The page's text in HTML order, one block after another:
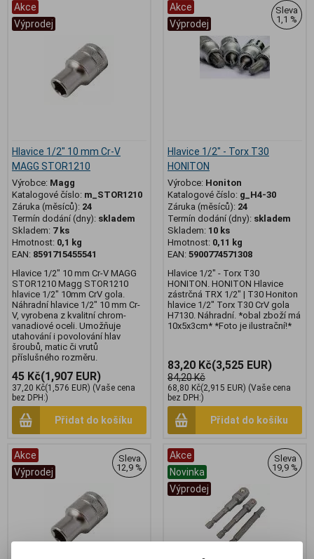
Akce
Výprodej
Hlavice 1/2" 10 mm Cr-V
MAGG STOR1210
Výrobce: Magg
Katalogové číslo: m_STOR1210
Záruka (měsíců): 24
Termín dodání (dny): skladem
Skladem: 7 ks
Hmotnost: 0,1 kg
EAN: 8591715455541
Hlavice 1/2" 10 mm Cr-V MAGG
STOR1210 Magg STOR1210
hlavice 1/2" 10mm CrV gola.
Náhradní hlavice 1/2" 10 mm Cr-
V, vyrobena z kvalitní chrom-
vanadiové oceli. Umožňuje
utahování i povolování hlav
šroubů, matic či vrutů
příslušného rozměru.
45 Kč(1,907 EUR)
37,20 Kč(1,576 EUR) (Vaše cena
bez DPH:)
Přidat do košíku
Akce
Výprodej
Sleva
1,1 %
Hlavice 1/2" - Torx T30
HONITON
Výrobce: Honiton
Katalogové číslo: g_H4-30
Záruka (měsíců): 24
Termín dodání (dny): skladem
Skladem: 10 ks
Hmotnost: 0,11 kg
EAN: 5900774571308
Hlavice 1/2" - Torx T30
HONITON. HONITON Hlavice
zástrčná TRX 1/2" | T30 Honiton
hlavice 1/2" Torx T30 CrV gola
H7130. Náhradní. *obal zboží má
10x5x3cm* *Foto je ilustrační!*
83,20 Kč(3,525 EUR)
84,20 Kč
68,80 Kč(2,915 EUR) (Vaše cena
bez DPH:)
Přidat do košíku
Akce
Výprodej
Sleva
12,9 %
Akce
Novinka
Výprodej
Sleva
19,9 %